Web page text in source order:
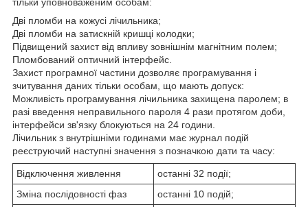
Дві пломби на кожусі лічильника;
Дві пломби на затискній кришці колодки;
Підвищений захист від впливу зовнішнім магнітним полем;
Пломбований оптичний інтерфейс.
Захист програмної частини дозволяє програмування і
зчитування даних тільки особам, що мають допуск:
Можливість програмування лічильника захищена паролем; в
разі введення неправильного пароля 4 рази протягом доби,
інтерфейси зв'язку блокуються на 24 години.
Лічильник з внутрішніми годинами має журнал подій
реєструючий наступні значення з позначкою дати та часу:
Відключення живлення
останні 32 події;
Зміна послідовності фаз
останні 10 подій;